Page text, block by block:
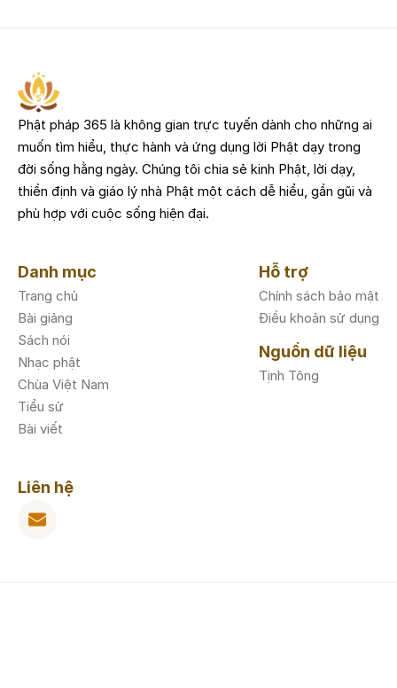
Phật pháp 365 là không gian trực tuyến dành cho những ai
muốn tìm hiểu, thực hành và ứng dụng lời Phật dạy trong
đời sống hằng ngày. Chúng tôi chia sẻ kinh Phật, lời dạy,
thiền định và giáo lý nhà Phật một cách dễ hiểu, gần gũi và
phù hợp với cuộc sống hiện đại.
Danh mục
Trang chủ
Bài giảng
Sách nói
Nhạc phật
Chùa Việt Nam
Tiểu sử
Bài viết
Hỗ trợ
Chính sách bảo mật
Điều khoản sử dụng
Nguồn dữ liệu
Tịnh Tông
Liên hệ